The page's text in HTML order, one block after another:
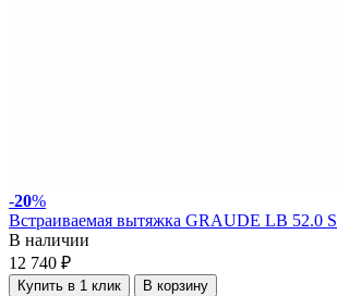
-20%
Встраиваемая вытяжка GRAUDE LB 52.0 S
В наличии
12 740 ₽
Купить в 1 клик В корзину